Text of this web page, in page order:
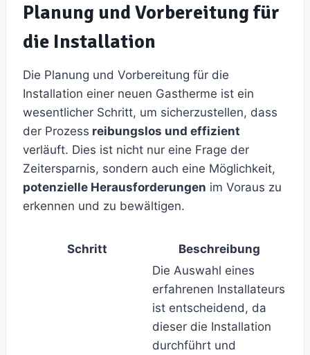
Planung und Vorbereitung für
die Installation
Die Planung und Vorbereitung für die
Installation einer neuen Gastherme ist ein
wesentlicher Schritt, um sicherzustellen, dass
der Prozess reibungslos und effizient
verläuft. Dies ist nicht nur eine Frage der
Zeitersparnis, sondern auch eine Möglichkeit,
potenzielle Herausforderungen im Voraus zu
erkennen und zu bewältigen.
Schritt Beschreibung
Die Auswahl eines
erfahrenen Installateurs
ist entscheidend, da
dieser die Installation
durchführt und